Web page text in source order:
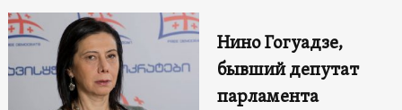
Нино Гогуадзе,
бывший депутат
парламента